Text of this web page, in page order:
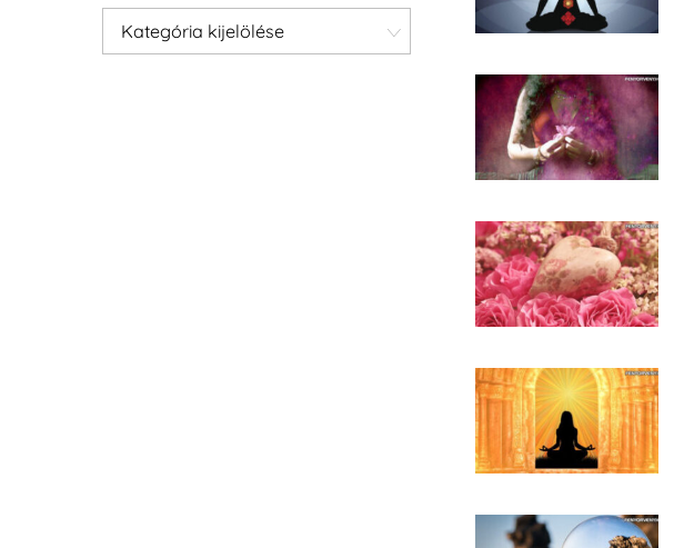
Kategóriák